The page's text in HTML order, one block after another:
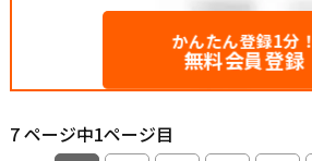
かんたん登録1分！
無料会員登録
7 ページ中1ページ目